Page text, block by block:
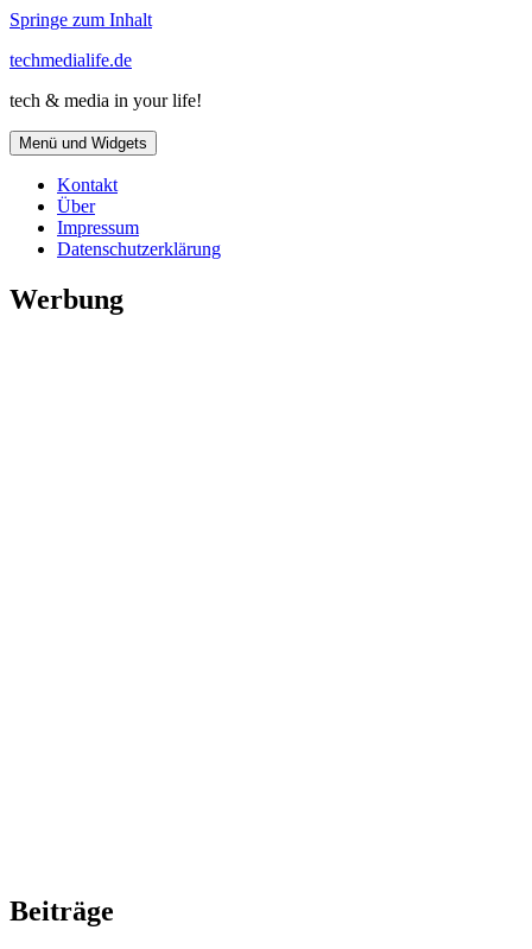
Springe zum Inhalt
techmedialife.de
tech & media in your life!
Menü und Widgets
Kontakt
Über
Impressum
Datenschutzerklärung
Werbung
Beiträge